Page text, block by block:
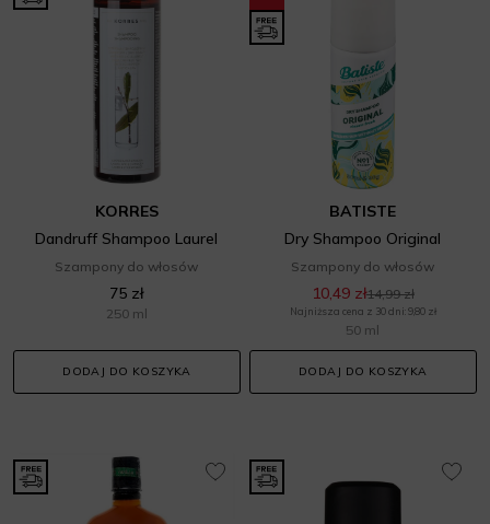
KORRES
Dandruff Shampoo Laurel
Szampony do włosów
75 zł
250 ml
DODAJ DO KOSZYKA
BATISTE
Dry Shampoo Original
Szampony do włosów
10,49 zł14,99 zł
Najniższa cena z 30 dni: 9,80 zł
50 ml
DODAJ DO KOSZYKA